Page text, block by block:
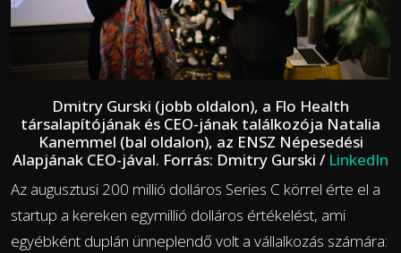
Dmitry Gurski (jobb oldalon), a Flo Health
társalapítójának és CEO-jának találkozója Natalia
Kanemmel (bal oldalon), az ENSZ Népesedési
Alapjának CEO-jával. Forrás: Dmitry Gurski / LinkedIn
Az augusztusi 200 millió dolláros Series C körrel érte el a
startup a kereken egymillió dolláros értékelést, ami
egyébként duplán ünneplendő volt a vállalkozás számára: